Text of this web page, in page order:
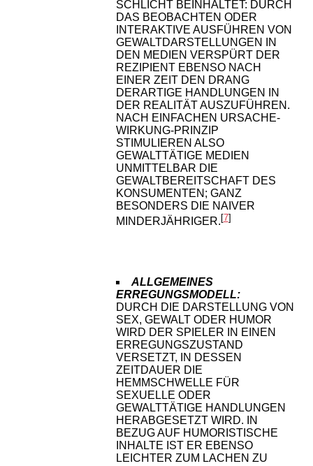
SCHLICHT BEINHALTET: DURCH
DAS BEOBACHTEN ODER
INTERAKTIVE AUSFÜHREN VON
GEWALTDARSTELLUNGEN IN
DEN MEDIEN VERSPÜRT DER
REZIPIENT EBENSO NACH
EINER ZEIT DEN DRANG
DERARTIGE HANDLUNGEN IN
DER REALITÄT AUSZUFÜHREN.
NACH EINFACHEN URSACHE-
WIRKUNG-PRINZIP
STIMULIEREN ALSO
GEWALTTÄTIGE MEDIEN
UNMITTELBAR DIE
GEWALTBEREITSCHAFT DES
KONSUMENTEN; GANZ
BESONDERS DIE NAIVER
MINDERJÄHRIGER. [7]
ALLGEMEINES
ERREGUNGSMODELL:
DURCH DIE DARSTELLUNG VON
SEX, GEWALT ODER HUMOR
WIRD DER SPIELER IN EINEN
ERREGUNGSZUSTAND
VERSETZT, IN DESSEN
ZEITDAUER DIE
HEMMSCHWELLE FÜR
SEXUELLE ODER
GEWALTTÄTIGE HANDLUNGEN
HERABGESETZT WIRD. IN
BEZUG AUF HUMORISTISCHE
INHALTE IST ER EBENSO
LEICHTER ZUM LACHEN ZU